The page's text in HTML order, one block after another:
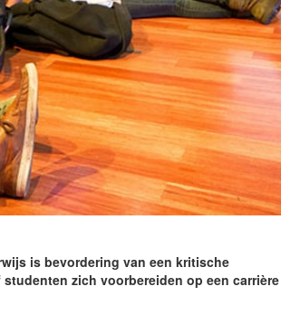
is bevordering van een kritische
zich voorbereiden op een